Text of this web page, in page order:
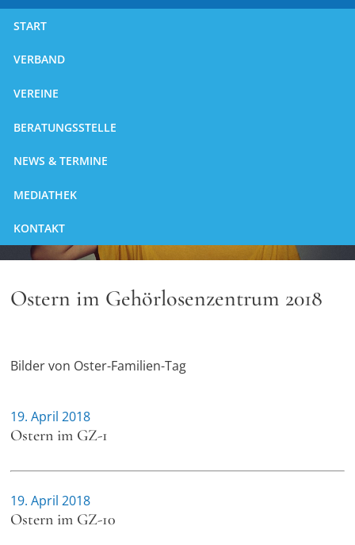
START
VERBAND
VEREINE
BERATUNGSSTELLE
NEWS & TERMINE
MEDIATHEK
KONTAKT
Ostern im Gehörlosenzentrum 2018
Bilder von Oster-Familien-Tag
19. April 2018
Ostern im GZ-1
19. April 2018
Ostern im GZ-10